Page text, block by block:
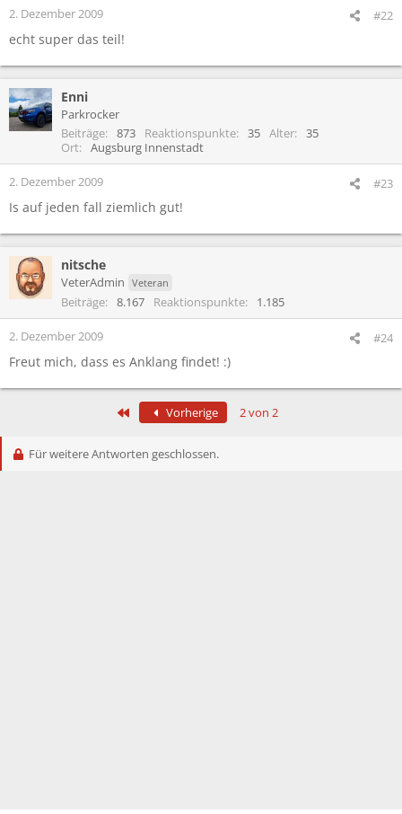
2. Dezember 2009 #22
echt super das teil!
Enni
Parkrocker
Beiträge
873 Reaktionspunkte 35 Alter
35
Ort
Augsburg Innenstadt
2. Dezember 2009 #23
Is auf jeden fall ziemlich gut!
nitsche
VeterAdmin Veteran
Beiträge 8.167 Reaktionspunkte 1.185
2. Dezember 2009 #24
Freut mich, dass es Anklang findet! :)
Erste Vorherige 2 von 2
Für weitere Antworten geschlossen.